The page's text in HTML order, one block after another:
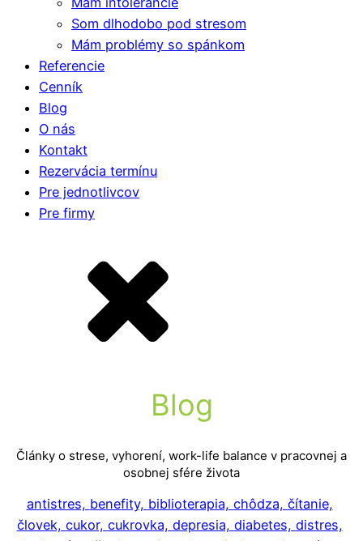
Som dlhodobo pod stresom
Mám problémy so spánkom
Referencie
Cenník
Blog
O nás
Kontakt
Rezervácia termínu
Pre jednotlivcov
Pre firmy
Blog
Články o strese, vyhorení, work-life balance v pracovnej a
osobnej sfére života
antistres, benefity, biblioterapia, chôdza, čítanie,
človek, cukor, cukrovka, depresia, diabetes, distres,